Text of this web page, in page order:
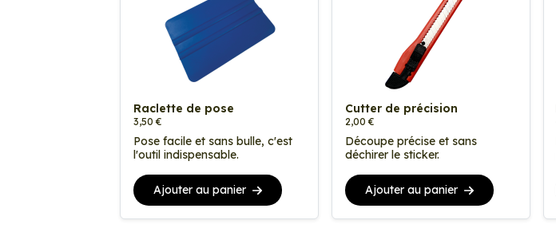
Raclette de pose
3,50 €
Pose facile et sans bulle, c'est
l'outil indispensable.
Ajouter au panier
Cutter de précision
2,00 €
Découpe précise et sans
déchirer le sticker.
Ajouter au panier